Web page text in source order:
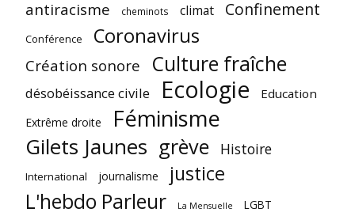
antiracisme cheminots climat Confinement
Conférence Coronavirus
Création sonore Culture fraîche
désobéissance civile Ecologie Education
Extrême droite Féminisme
Gilets Jaunes grève Histoire
International journalisme justice
L'hebdo Parleur La Mensuelle
LGBT